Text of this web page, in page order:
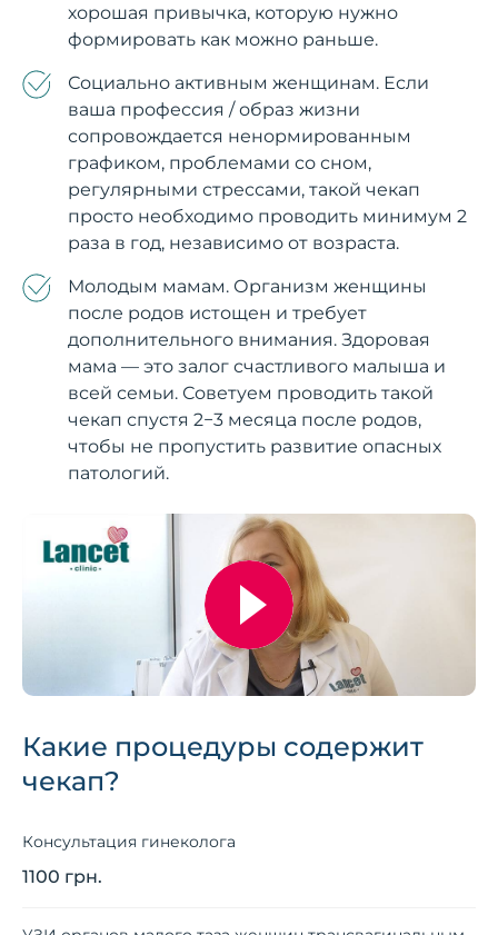
хорошая привычка, которую нужно
формировать как можно раньше.
Социально активным женщинам. Если
ваша профессия / образ жизни
сопровождается ненормированным
графиком, проблемами со сном,
регулярными стрессами, такой чекап
просто необходимо проводить минимум 2
раза в год, независимо от возраста.
Молодым мамам. Организм женщины
после родов истощен и требует
дополнительного внимания. Здоровая
мама — это залог счастливого малыша и
всей семьи. Советуем проводить такой
чекап спустя 2−3 месяца после родов,
чтобы не пропустить развитие опасных
патологий.
Какие процедуры содержит
чекап?
Консультация гинеколога
1100 грн.